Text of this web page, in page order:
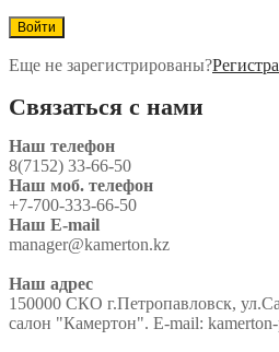
Еще не зарегистрированы?
Связаться с нами
Наш телефон
8(7152) 33-66-50
Наш моб. телефон
+7-700-333-66-50
Наш E-mail
manager@kamerton.kz
Наш адрес
150000 СКО г.Петропавловск,
салон "Камертон". E-mail: